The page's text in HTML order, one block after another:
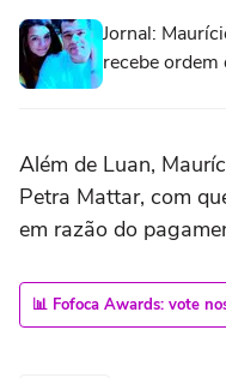
Jornal:
recebe ordem
Além de Luan,
Petra Mattar, com
em razão do
📊 Fofoca Awards: vote